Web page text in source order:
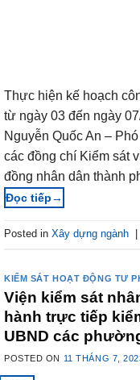
Thực hiện kế hoạch
từ ngày 03 đến ngày
Nguyễn Quốc An –
các đồng chí Kiểm sát
đồng nhân dân thành
→
Posted in Xây dựng ngành
KIỂM SÁT HOẠT ĐỘNG TƯ
Viện kiểm sát
hành trực tiếp
UBND các
POSTED ON 11 THÁNG 7,